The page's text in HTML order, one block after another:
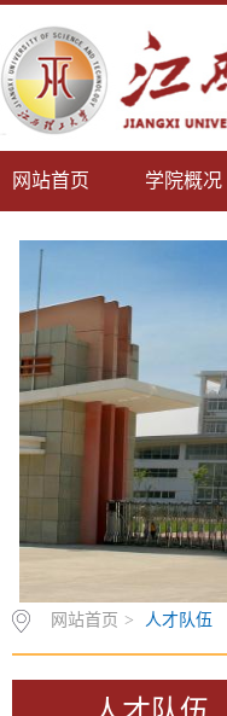
网站首页 学院概况
网站首页 > 人才队伍